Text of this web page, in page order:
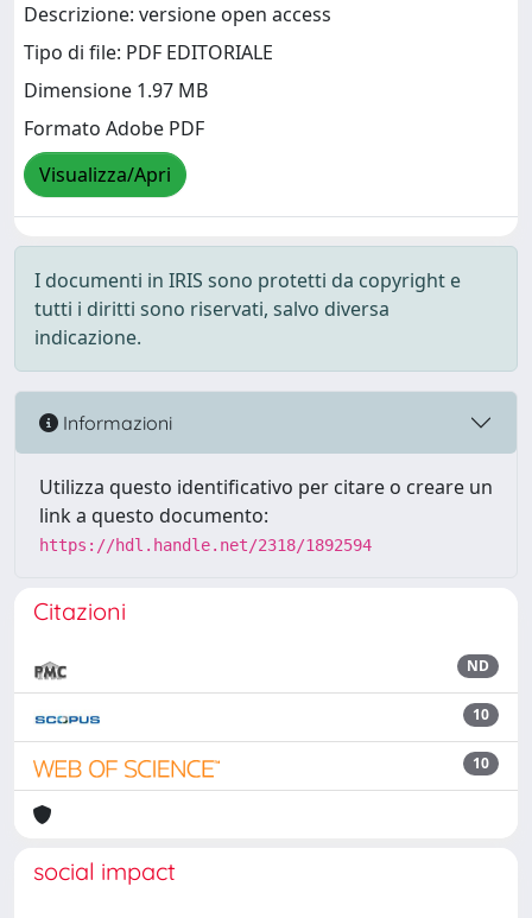
Descrizione: versione open access
Tipo di file: PDF EDITORIALE
Dimensione 1.97 MB
Formato Adobe PDF
Visualizza/Apri
I documenti in IRIS sono protetti da copyright e
tutti i diritti sono riservati, salvo diversa
indicazione.
Informazioni
Utilizza questo identificativo per citare o creare un
link a questo documento:
https://hdl.handle.net/2318/1892594
Citazioni
ND
10
10
social impact